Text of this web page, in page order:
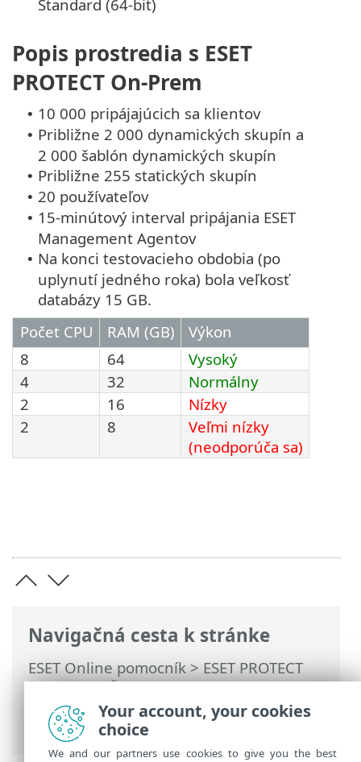
Navigačná cesta k stránke
ESET Online pomocník>ESET PROTECT
On-Prem>Špecifikácie>Hardvér a
škálovateľnosť infraštruktúry>
Nasadenie pre 10 000 klientov
Standard (64-bit)
Popis prostredia s ESET
PROTECT On-Prem
• 10 000 pripájajúcich sa klientov
• Približne 2 000 dynamických skupín a
2 000 šablón dynamických skupín
• Približne 255 statických skupín
• 20 používateľov
• 15-minútový interval pripájania ESET
Management Agentov
• Na konci testovacieho obdobia (po
uplynutí jedného roka) bola veľkosť
databázy 15 GB.
Počet CPU
RAM (GB)
Výkon
8
64
Vysoký
4
32
Normálny
2
16
Nízky
2
8
Veľmi nízky
(neodporúča sa)
Your account, your cookies
choice
We and our partners use cookies to give you the best